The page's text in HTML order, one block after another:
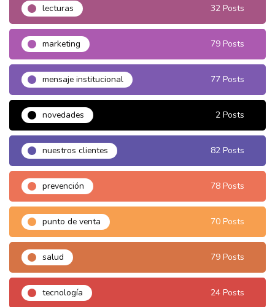
lecturas 32 Posts
marketing 79 Posts
mensaje institucional 77 Posts
novedades 2 Posts
nuestros clientes 82 Posts
prevención 78 Posts
punto de venta 70 Posts
salud 79 Posts
tecnología 24 Posts